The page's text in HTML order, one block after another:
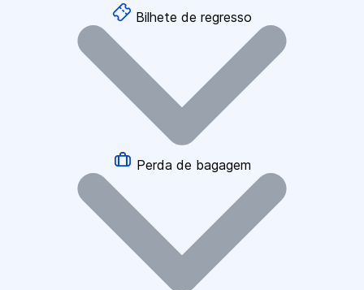
Bilhete de regresso
Perda de bagagem